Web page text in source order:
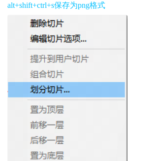
alt+shift+ctrl+s保存为png格式